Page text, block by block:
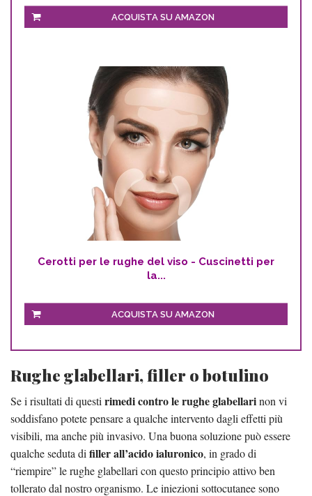
ACQUISTA SU AMAZON
Cerotti per le rughe del viso - Cuscinetti per
la...
ACQUISTA SU AMAZON
Rughe glabellari, filler o botulino
Se i risultati di questi rimedi contro le rughe glabellarinon vi
soddisfano potete pensare a qualche intervento dagli effetti più
visibili, ma anche più invasivo. Una buona soluzione può essere
qualche seduta di filler all’acido ialuronico, in grado di
“riempire” le rughe glabellari con questo principio attivo ben
tollerato dal nostro organismo. Le iniezioni sottocutanee sono